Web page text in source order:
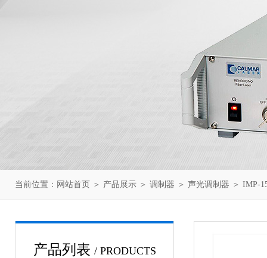
当前位置： 网站首页 ＞ 产品展示 ＞ 调制器 ＞ 声光调制器 ＞ IMP-
产品列表 / PRODUCTS